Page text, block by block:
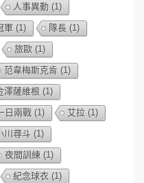
人事異動 (1)
軍 (1) 隊長 (1)
旅歐 (1)
范韋梅斯克肯 (1)
澤薩維根 (1)
日兩戰 (1) 艾拉 (1)
川尋斗 (1)
夜間訓練 (1)
紀念球衣 (1)